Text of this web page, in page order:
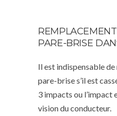
PARE-BRISE
Il est indispensable
pare-brise s’il est
3 impacts ou l’impact
vision du conducteur.